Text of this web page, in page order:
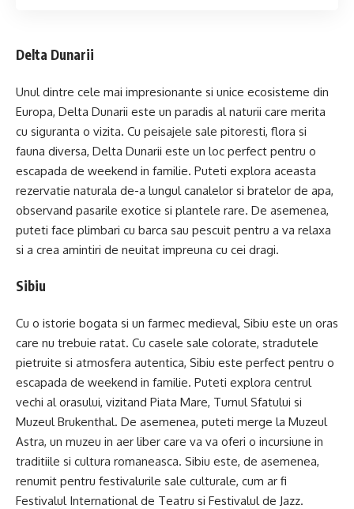
Delta Dunarii
Unul dintre cele mai impresionante si unice ecosisteme din
Europa, Delta Dunarii este un paradis al naturii care merita
cu siguranta o vizita. Cu peisajele sale pitoresti, flora si
fauna diversa, Delta Dunarii este un loc perfect pentru o
escapada de weekend in familie. Puteti explora aceasta
rezervatie naturala de-a lungul canalelor si bratelor de apa,
observand pasarile exotice si plantele rare. De asemenea,
puteti face plimbari cu barca sau pescuit pentru a va relaxa
si a crea amintiri de neuitat impreuna cu cei dragi.
Sibiu
Cu o istorie bogata si un farmec medieval, Sibiu este un oras
care nu trebuie ratat. Cu casele sale colorate, stradutele
pietruite si atmosfera autentica, Sibiu este perfect pentru o
escapada de weekend in familie. Puteti explora centrul
vechi al orasului, vizitand Piata Mare, Turnul Sfatului si
Muzeul Brukenthal. De asemenea, puteti merge la Muzeul
Astra, un muzeu in aer liber care va va oferi o incursiune in
traditiile si cultura romaneasca. Sibiu este, de asemenea,
renumit pentru festivalurile sale culturale, cum ar fi
Festivalul International de Teatru si Festivalul de Jazz.